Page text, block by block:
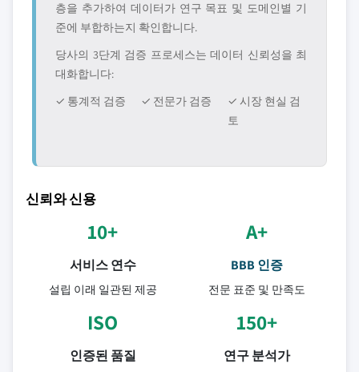
층을 추가하여 데이터가 연구 목표 및 도메인별 기
준에 부합하는지 확인합니다.
당사의 3단계 검증 프로세스는 데이터 신뢰성을 최
대화합니다:
✓ 통계적 검증
✓ 전문가 검증
✓ 시장 현실 검
토
신뢰와 신용
10+
서비스 연수
설립 이래 일관된 제공
A+
BBB 인증
전문 표준 및 만족도
ISO
인증된 품질
150+
연구 분석가